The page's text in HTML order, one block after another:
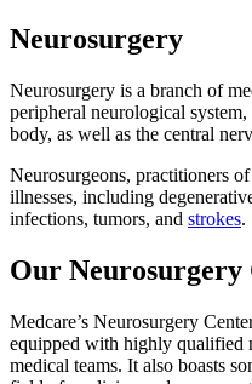
Neurosurgery
Neurosurgery is a branch of
peripheral neurological
body, as well as the central
Neurosurgeons, practitioners
illnesses, including
infections, tumors, and strokes.
Our Neurosurgery
Medcare’s Neurosurgery
equipped with highly qualified
medical teams. It also boasts